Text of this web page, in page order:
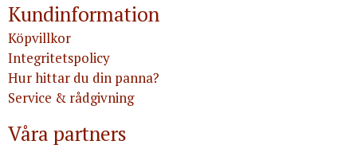
Kundinformation
Köpvillkor
Integritetspolicy
Hur hittar du din panna?
Service & rådgivning
Våra partners